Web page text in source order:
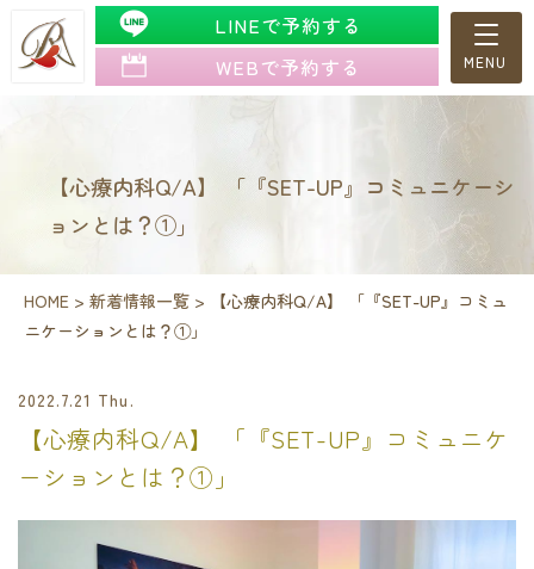
LINEで予約する
WEBで予約する
【心療内科Q/A】 「『SET-UP』コミュニケーシ
ョンとは？①」
HOME > 新着情報一覧 >
【心療内科Q/A】 「『SET-UP』コミュ
ニケーションとは？①」
2022.7.21 Thu.
【心療内科Q/A】 「『SET-UP』コミュニケ
ーションとは？①」